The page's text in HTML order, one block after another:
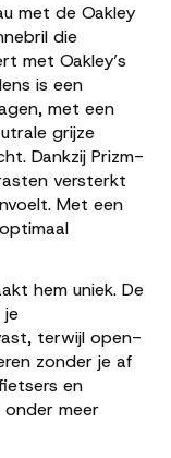
met de Oakley
die
met Oakley’s
is een
met een
grijze
Dankzij Prizm-
versterkt
Met een
hem uniek. De
je
terwijl open-
zonder je af
en
onder meer